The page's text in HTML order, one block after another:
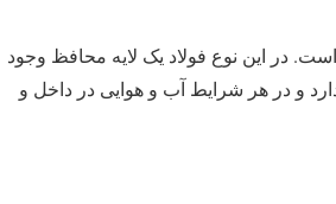
است. در این نوع فولاد یک لایه محافظ وجود
و در هر شرایط آب و هوایی در داخل و